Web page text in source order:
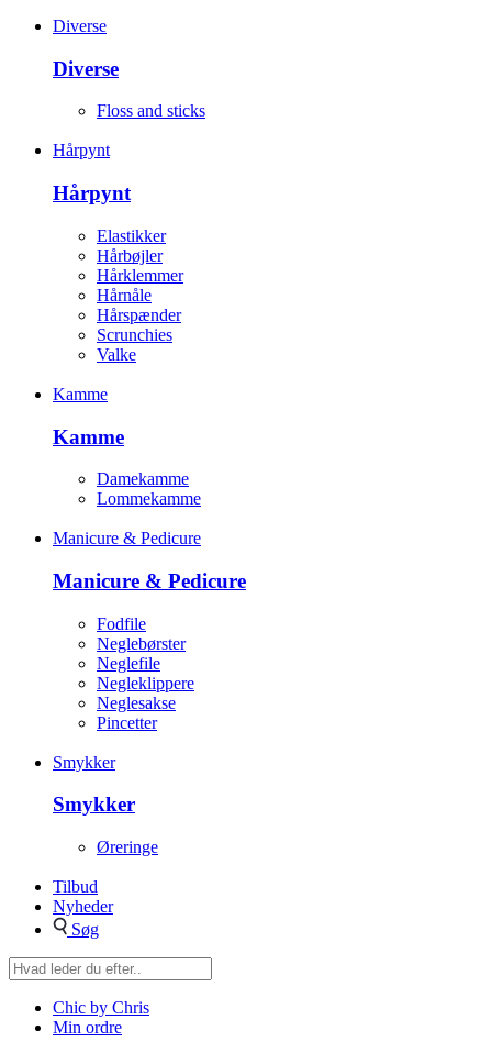
Diverse
Diverse
Floss and sticks
Hårpynt
Hårpynt
Elastikker
Hårbøjler
Hårklemmer
Hårnåle
Hårspænder
Scrunchies
Valke
Kamme
Kamme
Damekamme
Lommekamme
Manicure & Pedicure
Manicure & Pedicure
Fodfile
Neglebørster
Neglefile
Negleklippere
Neglesakse
Pincetter
Smykker
Smykker
Øreringe
Tilbud
Nyheder
Søg
Chic by Chris
Min ordre